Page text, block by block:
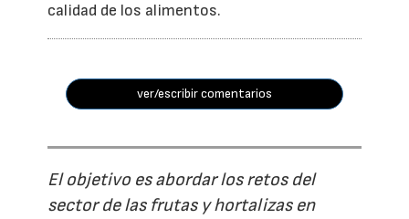
calidad de los alimentos.
ver/escribir comentarios
El objetivo es abordar los retos del
sector de las frutas y hortalizas en